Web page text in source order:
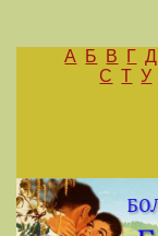
А Б В Г Д
С Т У